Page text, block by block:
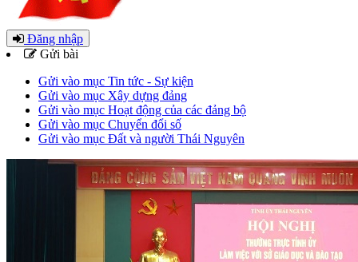
Đăng nhập
Gửi bài
Gửi vào mục Tin tức - Sự kiện
Gửi vào mục Xây dựng đảng
Gửi vào mục Hoạt động của các đảng bộ
Gửi vào mục Chuyển đổi số
Gửi vào mục Đất và người Thái Nguyên